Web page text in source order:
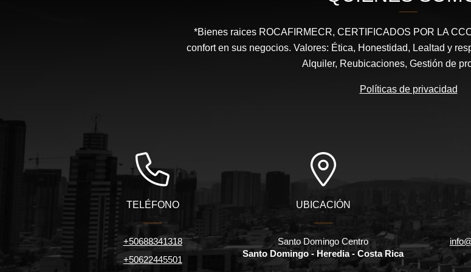
*Bienes raices ROCAFIRMECR, CERTIFICADOS POR LA
confort en sus negocios. Valores: Ética, Honestidad, Lealtad y
Alquiler, Reubicaciones, Gestión de
Políticas de privacidad
TELÉFONO
+50688341318
+50622445501
UBICACIÓN
Santo Domingo Centro
Santo Domingo - Heredia - Costa Rica